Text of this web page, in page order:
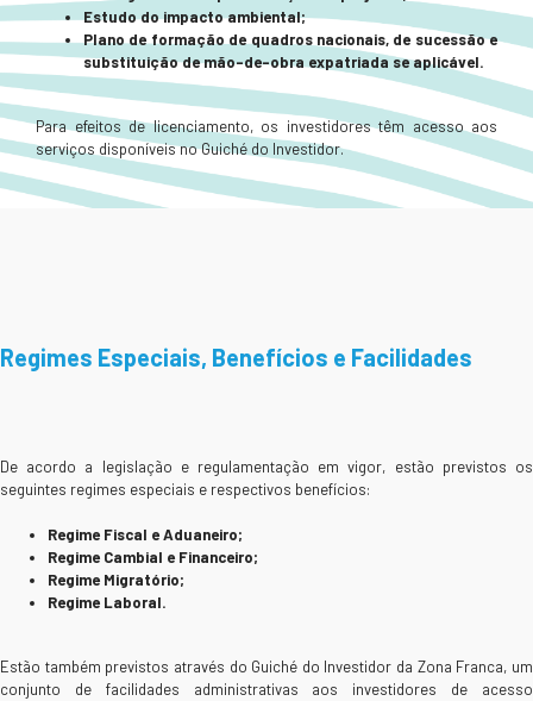
Estudo do impacto ambiental;
Plano de formação de quadros nacionais, de sucessão e
substituição de mão-de-obraexpatriada se aplicável.
Para efeitos de licenciamento, os investidores têm acesso aos
serviços disponíveis no Guiché do Investidor.
Regimes Especiais, Benefícios e Facilidades
De acordo a legislação e regulamentação em vigor, estão previstos os
seguintes regimes especiais e respectivos benefícios:
Regime Fiscal e Aduaneiro;
Regime Cambial e Financeiro;
Regime Migratório;
Regime Laboral.
Estão também previstos através do Guiché do Investidor da Zona Franca, um
conjunto de facilidades administrativas aos investidores de acesso